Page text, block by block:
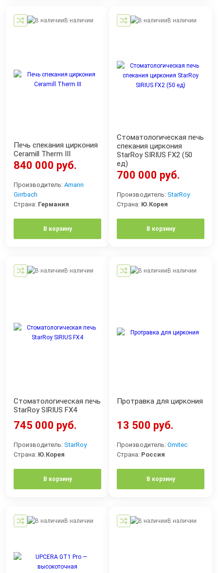
В наличии
Печь спекания циркония
Ceramill Therm III
840 000 руб.
Производитель: Amann
Girrbach
Страна: Германия
В корзину
В наличии
Стоматологическая печь
спекания циркония
StarRoy SIRIUS FX2 (50
ед)
700 000 руб.
Производитель: StarRoy
Страна: Ю.Корея
В корзину
В наличии
Стоматологическая печь
StarRoy SIRIUS FX4
745 000 руб.
Производитель: StarRoy
Страна: Ю.Корея
В корзину
В наличии
Протравка для циркония
13 500 руб.
Производитель: Omitec
Страна: Россия
В корзину
В наличии В наличии